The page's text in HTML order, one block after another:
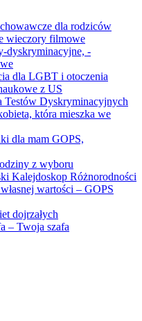
dla rodziców
wieczory filmowe
dyskryminacyjne, -
dla LGBT i otoczenia
z US
Testów Dyskryminacyjnych
która mieszka we
dla mam GOPS,
z wyboru
Kalejdoskop Różnorodności
wartości – GOPS
dojrzałych
– Twoja szafa